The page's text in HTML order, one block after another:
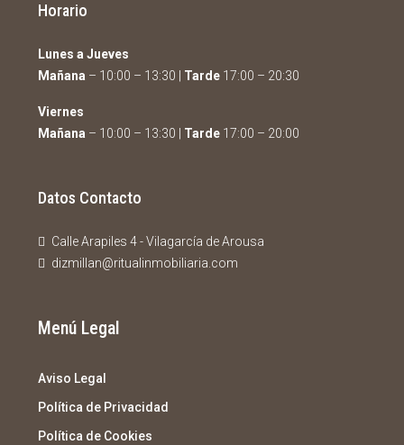
Horario
Lunes a Jueves
Mañana – 10:00 – 13:30 | Tarde 17:00 – 20:30
Viernes
Mañana – 10:00 – 13:30 | Tarde 17:00 – 20:00
Datos Contacto
Calle Arapiles 4 - Vilagarcía de Arousa
dizmillan@ritualinmobiliaria.com
Menú Legal
Aviso Legal
Política de Privacidad
Política de Cookies